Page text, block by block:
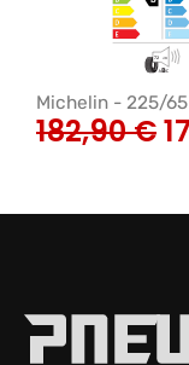
Michelin - 225/65
182,90€